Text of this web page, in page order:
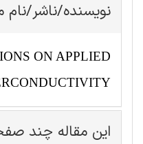
نویسنده/ناشر/نام
ON APPLIED
این مقاله چند